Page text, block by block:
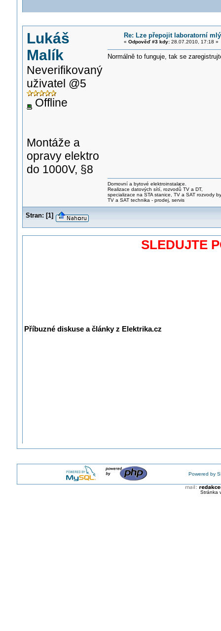
Lukáš
Malík
Neverifikovaný
uživatel @5
Offline
Montáže a
opravy elektro
do 1000V, §8
Re: Lze přepojit laboratorní
« Odpověď #3 kdy:28.07.2010, 17:18 »
Normálně to funguje, tak se
Domovní a bytové elektroinstalace.
Realizace datových sítí, rozvodů TV a DT,
specializace na STA stanice, TV a SAT rozvody
TV a SAT technika - prodej, servis
Stran: [1]
SLEDUJTE
Příbuzné diskuse a články z Elektrika.cz
Powered by
Stránka